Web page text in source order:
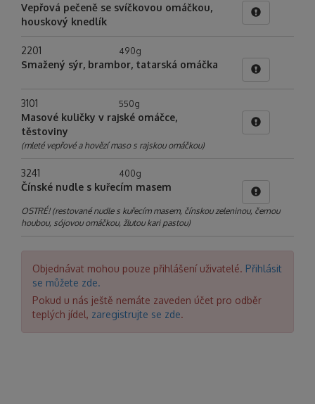
Vepřová pečeně se svíčkovou omáčkou,
houskový knedlík
2201 490g
Smažený sýr, brambor, tatarská omáčka
3101 550g
Masové kuličky v rajské omáčce,
těstoviny
(mleté vepřové a hovězí maso s rajskou omáčkou)
3241 400g
Čínské nudle s kuřecím masem
OSTRÉ! (restované nudle s kuřecím masem, čínskou zeleninou, černou
houbou, sójovou omáčkou, žlutou kari pastou)
Objednávat mohou pouze přihlášení uživatelé. Přihlásit
se můžete zde.
Pokud u nás ještě nemáte zaveden účet pro odběr
teplých jídel, zaregistrujte se zde.